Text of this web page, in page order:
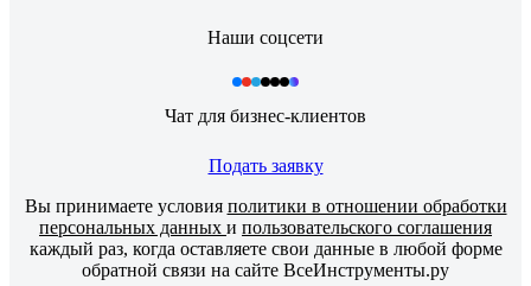
Наши соцсети
Чат для бизнес-клиентов
Подать заявку
Вы принимаете условия политики в отношении обработки
персональных данных и пользовательского соглашения
каждый раз, когда оставляете свои данные в любой форме
обратной связи на сайте ВсеИнструменты.ру